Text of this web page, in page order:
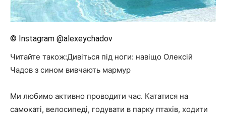
© Instagram @alexeychadov
Читайте також:Дивіться під ноги: навіщо Олексій
Чадов з сином вивчають мармур
Ми любимо активно проводити час. Кататися на
самокаті, велосипеді, годувати в парку птахів, ходити